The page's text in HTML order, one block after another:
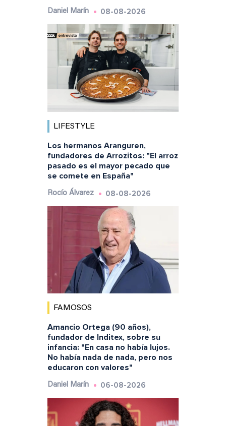
Daniel Marín 08-08-2026
LIFESTYLE
Los hermanos Aranguren,
fundadores de Arrozitos: "El arroz
pasado es el mayor pecado que
se comete en España"
Rocío Álvarez 08-08-2026
FAMOSOS
Amancio Ortega (90 años),
fundador de Inditex, sobre su
infancia: "En casa no había lujos.
No había nada de nada, pero nos
educaron con valores"
Daniel Marín 06-08-2026